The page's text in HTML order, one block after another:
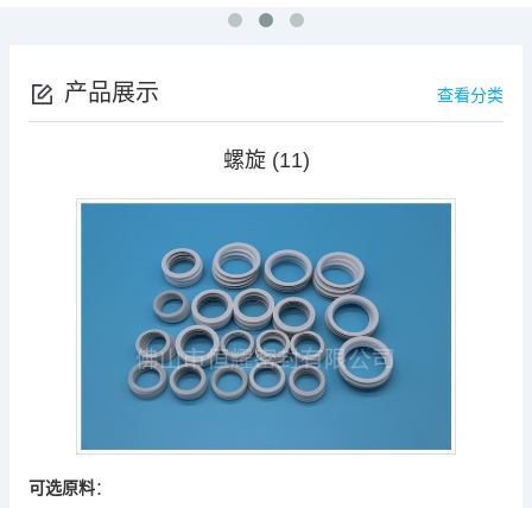
产品展示 查看分类
螺旋 (11)
可选原料：